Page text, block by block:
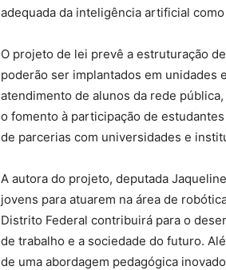
adequada da inteligência artificial
O projeto de lei prevê a estruturação
poderão ser implantados em unidades
atendimento de alunos da rede
o fomento à participação de
de parcerias com universidades e
A autora do projeto, deputada
jovens para atuarem na área de
Distrito Federal contribuirá para o
de trabalho e a sociedade do futuro.
de uma abordagem pedagógica